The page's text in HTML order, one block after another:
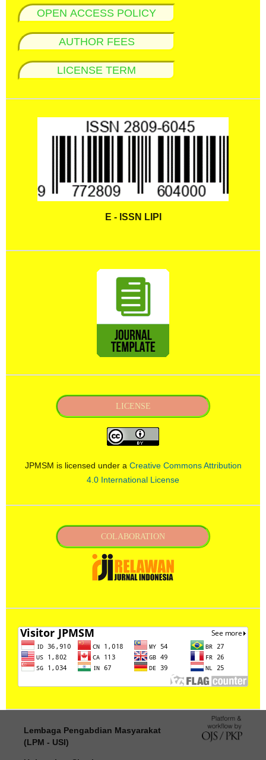
OPEN ACCESS POLICY
AUTHOR FEES
LICENSE TERM
E - ISSN LIPI
LICENSE
JPMSM is licensed under a Creative Commons Attribution
4.0 International License
COLABORATION
Lembaga Pengabdian Masyarakat
(LPM - USI)